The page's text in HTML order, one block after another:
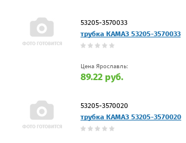
53205-3570033
трубка КАМАЗ 53205-3570033
Цена Ярославль:
89.22 руб.
53205-3570020
трубка КАМАЗ 53205-3570020